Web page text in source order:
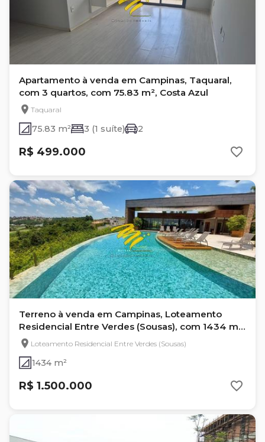
Apartamento à venda em Campinas, Taquaral,
com 3 quartos, com 75.83 m², Costa Azul
Taquaral
75.83 m² 3 (1 suíte) 2
R$ 499.000
Terreno à venda em Campinas, Loteamento
Residencial Entre Verdes (Sousas), com 1434 m²,
Entre Verdes
Loteamento Residencial Entre Verdes (Sousas)
1434 m²
R$ 1.500.000